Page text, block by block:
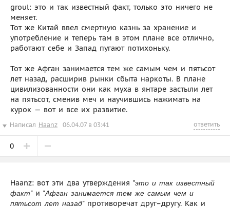
groul: это и так известный факт, только это ничего не
меняет.
Тот же Китай ввел смертную казнь за хранение и
употребление и теперь там в этом плане все отлично,
работают себе и Запад пугают потихоньку.
Тот же Афган занимается тем же самым чем и пятьсот
лет назад, расширив рынки сбыта наркоты. В плане
цивилизованности они как муха в янтаре застыли лет
на пятьсот, сменив меч и научившись нажимать на
курок — вот и все их развитие.
Написал Haanz 06.04.07 в 03:41 ответить
0
Haanz: вот эти два утверждения "это и так известный
факт" и "Афган занимается тем же самым чем и
пятьсот лет назад" противоречат друг–другу. Как и